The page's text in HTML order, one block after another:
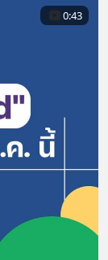
0:43